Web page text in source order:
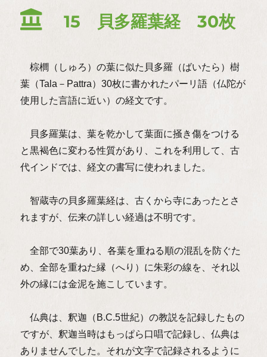
15 貝多羅葉経 30枚
棕櫚（しゅろ）の葉に似た貝多羅（ばいたら）樹
葉（Tala－Pattra）30枚に書かれたパーリ語（仏陀が
使用した言語に近い）の経文です。
貝多羅葉は、葉を乾かして葉面に掻き傷をつける
と黒褐色に変わる性質があり、これを利用して、古
代インドでは、経文の書写に使われました。
智蔵寺の貝多羅葉経は、古くから寺にあったとさ
れますが、伝来の詳しい経過は不明です。
全部で30葉あり、各葉を重ねる順の混乱を防ぐた
め、全部を重ねた縁（へり）に朱彩の線を、それ以
外の縁には金泥を施こしています。
仏典は、釈迦（B.C.5世紀）の教説を記録したもの
ですが、釈迦当時はもっぱら口唱で記録し、仏典は
ありませんでした。それが文字で記録されるように